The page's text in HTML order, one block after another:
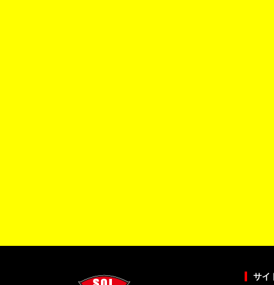
サイ